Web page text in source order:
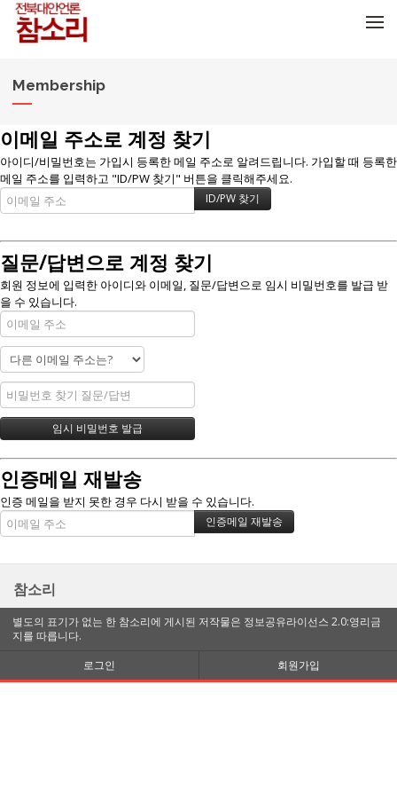
Membership
이메일 주소로 계정 찾기
아이디/비밀번호는 가입시 등록한 메일 주소로 알려드립니다. 가입할 때 등록한
메일 주소를 입력하고 "ID/PW 찾기" 버튼을 클릭해주세요.
질문/답변으로 계정 찾기
회원 정보에 입력한 아이디와 이메일, 질문/답변으로 임시 비밀번호를 발급 받
을 수 있습니다.
인증메일 재발송
인증 메일을 받지 못한 경우 다시 받을 수 있습니다.
참소리
별도의 표기가 없는 한 참소리에 게시된 저작물은 정보공유라이선스 2.0:영리금
지를 따릅니다.
로그인
회원가입